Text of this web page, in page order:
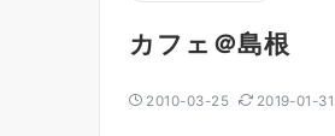
カフェ＠島根
2010-03-25 2019-01-31